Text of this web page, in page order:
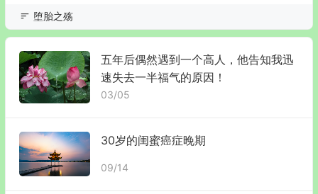
堕胎之殇
五年后偶然遇到一个高人，他告知我迅
速失去一半福气的原因！
03/05
30岁的闺蜜癌症晚期
09/14